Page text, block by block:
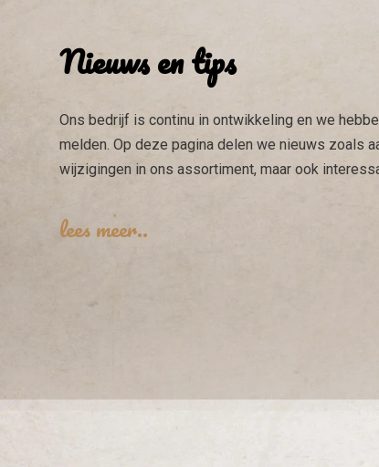
Nieuws en tips
Ons bedrijf is continu in ontwikkeling en we
melden. Op deze pagina delen we nieuws zoals
wijzigingen in ons assortiment, maar ook
lees meer..